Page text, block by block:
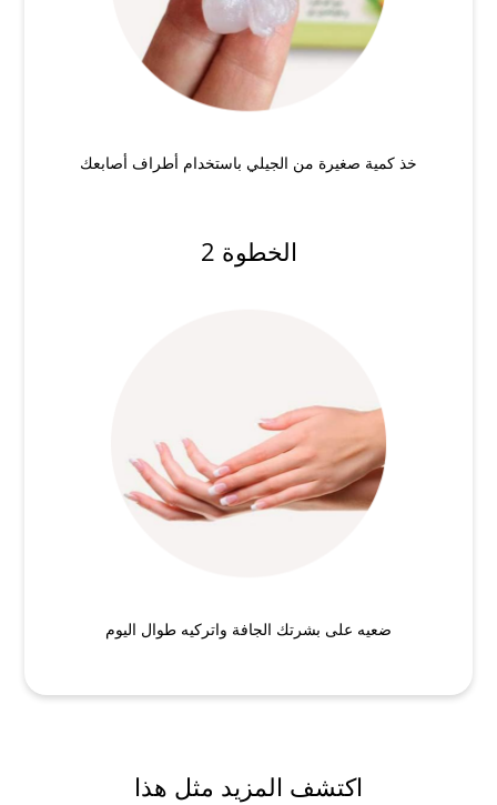
خذ كمية صغيرة من الجيلي باستخدام أطراف أصابعك
الخطوة 2
ضعيه على بشرتك الجافة واتركيه طوال اليوم
اكتشف المزيد مثل هذا